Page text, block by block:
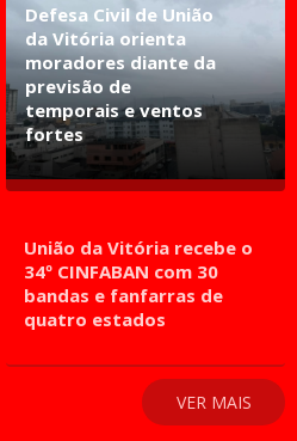
Defesa Civil de União
da Vitória orienta
moradores diante da
previsão de
temporais e ventos
fortes
União da Vitória recebe o
34º CINFABAN com 30
bandas e fanfarras de
quatro estados
VER MAIS